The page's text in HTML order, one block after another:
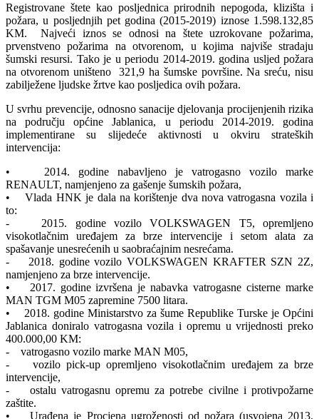
Registrovane štete kao posljednica prirodnih nepogoda, klizišta i
požara, u posljednjih pet godina (2015-2019) iznose 1.598.132,85
KM. Najveći iznos se odnosi na štete uzrokovane požarima,
prvenstveno požarima na otvorenom, u kojima najviše stradaju
šumski resursi. Tako je u periodu 2014-2019. godina usljed požara
na otvorenom uništeno 321,9 ha šumske površine. Na sreću, nisu
zabilježene ljudske žrtve kao posljedica ovih požara.
U svrhu prevencije, odnosno sanacije djelovanja procijenjenih rizika
na području općine Jablanica, u periodu 2014-2019. godina
implementirane su slijedeće aktivnosti u okviru strateških
intervencija:
• 2014. godine nabavljeno je vatrogasno vozilo marke
RENAULT, namjenjeno za gašenje šumskih požara,
• Vlada HNK je dala na korištenje dva nova vatrogasna vozila i
to:
- 2015. godine vozilo VOLKSWAGEN T5, opremljeno
visokotlačnim uređajem za brze intervencije i setom alata za
spašavanje unesrećenih u saobraćajnim nesrećama.
- 2018. godine vozilo VOLKSWAGEN KRAFTER SZN 2Z,
namjenjeno za brze intervencije.
• 2017. godine izvršena je nabavka vatrogasne cisterne marke
MAN TGM M05 zapremine 7500 litara.
• 2018. godine Ministarstvo za šume Republike Turske je Općini
Jablanica doniralo vatrogasna vozila i opremu u vrijednosti preko
400.000,00 KM:
- vatrogasno vozilo marke MAN M05,
- vozilo pick-up opremljeno visokotlačnim uređajem za brze
intervencije,
- ostalu vatrogasnu opremu za potrebe civilne i protivpožarne
zaštite.
• Urađena je Procjena ugroženosti od požara (usvojena 2013.